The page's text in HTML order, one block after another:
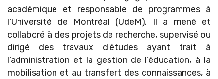
académique et responsable de programmes à
l’Université de Montréal (UdeM). Il a mené et
collaboré à des projets de recherche, supervisé ou
dirigé des travaux d’études ayant trait à
l’administration et la gestion de l’éducation, à la
mobilisation et au transfert des connaissances, à